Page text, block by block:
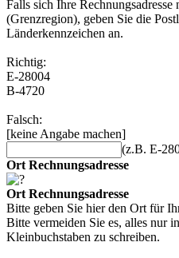
Falls sich Ihre
(Grenzregion), geben Sie die
Länderkennzeichen an.
Richtig:
E-28004
B-4720
Falsch:
[keine Angabe machen]
(z.B. E-
Ort Rechnungsadresse
Ort Rechnungsadresse
Bitte geben Sie hier den Ort für
Bitte vermeiden Sie es, alles nur
Kleinbuchstaben zu schreiben.